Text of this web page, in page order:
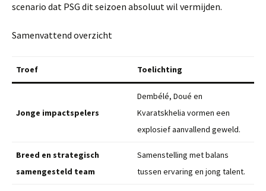
scenario dat PSG dit seizoen absoluut wil vermijden.
Samenvattend overzicht
Troef Toelichting
Jonge impactspelers
Dembélé, Doué en
Kvaratskhelia vormen een
explosief aanvallend geweld.
Breed en strategisch
samengesteld team
Samenstelling met balans
tussen ervaring en jong talent.